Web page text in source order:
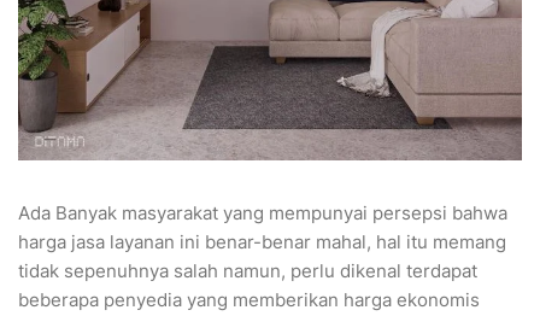
Ada Banyak masyarakat yang mempunyai persepsi bahwa
harga jasa layanan ini benar-benar mahal, hal itu memang
tidak sepenuhnya salah namun, perlu dikenal terdapat
beberapa penyedia yang memberikan harga ekonomis